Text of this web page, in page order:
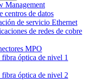
Management
centros de datos
de servicio Ethernet
de redes de cobre
MPO
óptica de nivel 1
óptica de nivel 2